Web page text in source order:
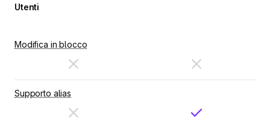
Utenti
Modifica in blocco
Supporto alias